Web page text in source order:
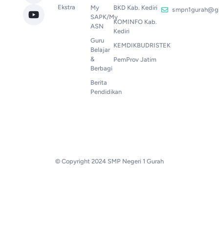
Ekstra
My
SAPK/My
ASN
Guru
Belajar
&
Berbagi
Berita
Pendidikan
BKD Kab. Kediri
KOMINFO Kab.
Kediri
KEMDIKBUDRISTEK
PemProv Jatim
© Copyright 2024 SMP Negeri 1 Gurah